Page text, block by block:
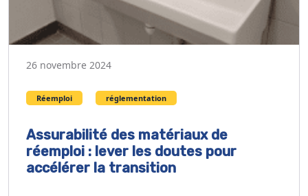
26 novembre 2024
Réemploi réglementation
Assurabilité des matériaux de
réemploi : lever les doutes pour
accélérer la transition